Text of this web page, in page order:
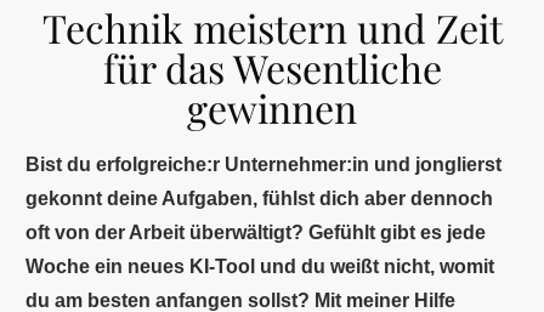
Technik meistern und Zeit
für das Wesentliche
gewinnen
Bist du erfolgreiche:r Unternehmer:in und jonglierst
gekonnt deine Aufgaben, fühlst dich aber dennoch
oft von der Arbeit überwältigt? Gefühlt gibt es jede
Woche ein neues KI-Tool und du weißt nicht, womit
du am besten anfangen sollst? Mit meiner Hilfe